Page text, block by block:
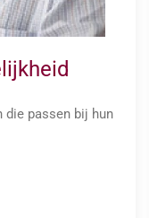
die passen bij hun